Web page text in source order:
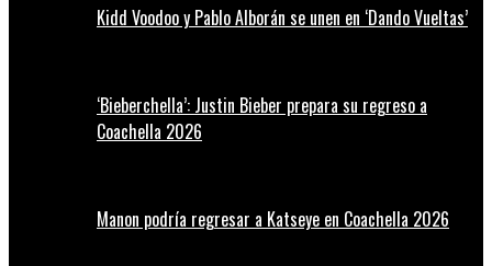
Kidd Voodoo y Pablo Alborán se unen en ‘Dando Vueltas’
‘Bieberchella’: Justin Bieber prepara su regreso a
Coachella 2026
Manon podría regresar a Katseye en Coachella 2026